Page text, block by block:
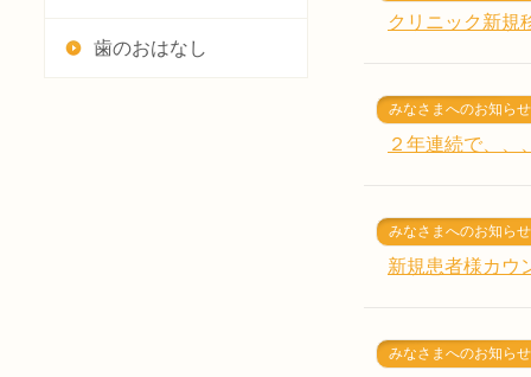
歯のおはなし
クリニック新規
みなさまへのお知らせ
２年連続で、、
みなさまへのお知らせ
新規患者様カウ
みなさまへのお知らせ